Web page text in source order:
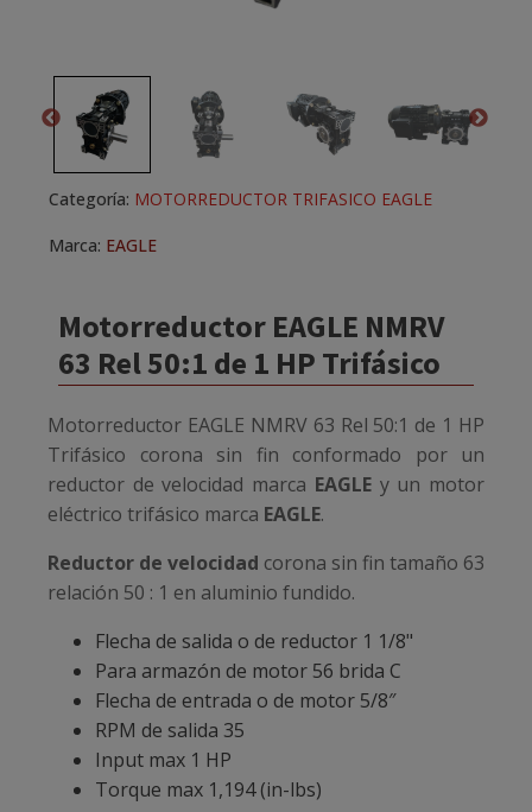
Motorreductor EAGLE NMRV
63 Rel 50:1 de 1 HP Trifásico
Motorreductor EAGLE NMRV 63 Rel 50:1 de 1 HP
Trifásico corona sin fin conformado por un
reductor de velocidad marca EAGLEy un motor
eléctrico trifásico marca EAGLE.
Reductor de velocidad corona sin fin tamaño 63
relación 50 : 1 en aluminio fundido.
Flecha de salida o de reductor 1 1/8"
Para armazón de motor 56 brida C
Flecha de entrada o de motor 5/8″
RPM de salida 35
Input max 1 HP
Torque max 1,194 (in-lbs)
Categoría: MOTORREDUCTOR TRIFASICO EAGLE
Marca: EAGLE